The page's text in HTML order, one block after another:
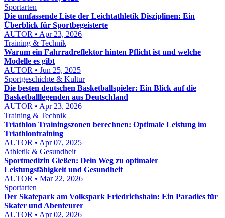
Sportarten
Die umfassende Liste der Leichtathletik Disziplinen: Ein
Überblick für Sportbegeisterte
AUTOR • Apr 23, 2026
Training & Technik
Warum ein Fahrradreflektor hinten Pflicht ist und welche
Modelle es gibt
AUTOR • Jun 25, 2025
Sportgeschichte & Kultur
Die besten deutschen Basketballspieler: Ein Blick auf die
Basketballlegenden aus Deutschland
AUTOR • Apr 23, 2026
Training & Technik
Triathlon Trainingszonen berechnen: Optimale Leistung im
Triathlontraining
AUTOR • Apr 07, 2025
Athletik & Gesundheit
Sportmedizin Gießen: Dein Weg zu optimaler
Leistungsfähigkeit und Gesundheit
AUTOR • Mar 22, 2026
Sportarten
Der Skatepark am Volkspark Friedrichshain: Ein Paradies für
Skater und Abenteurer
AUTOR • Apr 02, 2026